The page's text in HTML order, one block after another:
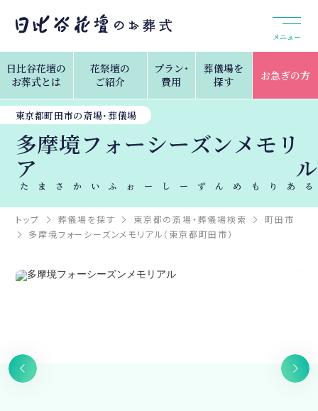
メニュー
日比谷花壇の
お葬式とは
花祭壇の
ご紹介
プラン・
費用
葬儀場を
探す
お急ぎの方
東京都町田市の斎場・葬儀場
多摩境フォーシーズンメモリ
アル
たまさかいふぉーしーずんめもりある
トップ 葬儀場を探す 東京都の斎場・葬儀場検索
町田市
多摩境フォーシーズンメモリアル（東京都町田市）